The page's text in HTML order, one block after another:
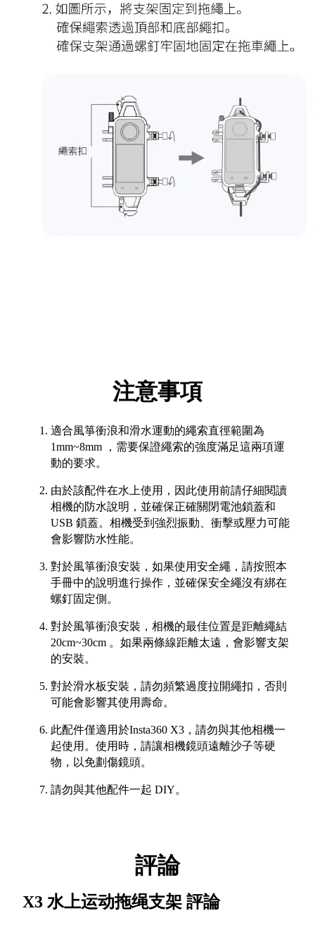
注意事項
適合風箏衝浪和滑水運動的繩索直徑範圍為
1mm~8mm ，需要保證繩索的強度滿足這兩項運
動的要求。
由於該配件在水上使用，因此使用前請仔細閱讀
相機的防水說明，並確保正確關閉電池鎖蓋和
USB 鎖蓋。 相機受到強烈振動、衝擊或壓力可能
會影響防水性能。
對於風箏衝浪安裝，如果使用安全繩，請按照本
手冊中的說明進行操作，並確保安全繩沒有綁在
螺釘固定側。
對於風箏衝浪安裝，相機的最佳位置是距離繩結
20cm~30cm 。如果兩條線距離太遠，會影響支架
的安裝。
對於滑水板安裝，請勿頻繁過度拉開繩扣，否則
可能會影響其使用壽命。
此配件僅適用於Insta360 X3，請勿與其他相機一
起使用。使用時，請讓相機鏡頭遠離沙子等硬
物，以免劃傷鏡頭。
請勿與其他配件一起 DIY。
評論
X3 水上运动拖绳支架 評論